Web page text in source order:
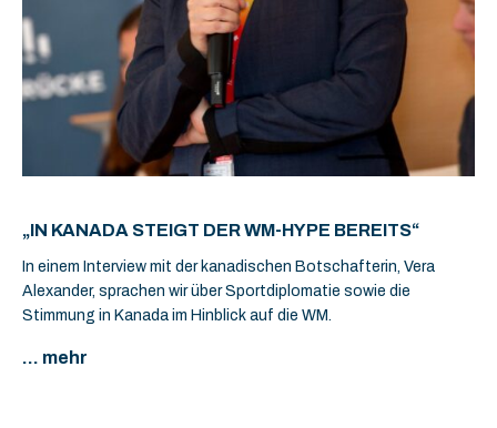
„IN KANADA STEIGT DER WM-HYPE BEREITS“
In einem Interview mit der kanadischen Botschafterin, Vera
Alexander, sprachen wir über Sportdiplomatie sowie die
Stimmung in Kanada im Hinblick auf die WM.
... mehr